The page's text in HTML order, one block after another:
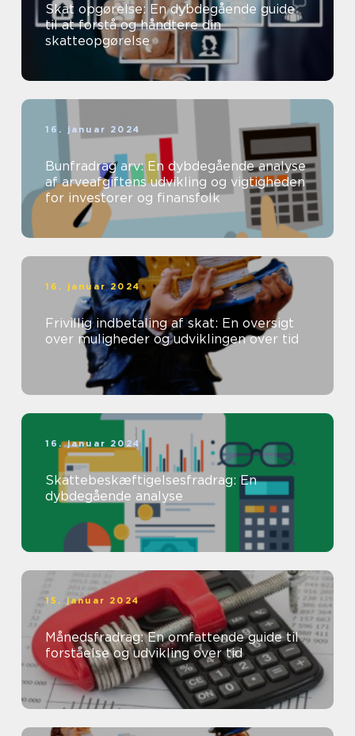
Skat opgørelse: En dybdegående guide
til at forstå og håndtere din
skatteopgørelse
16. januar 2024
Bunfradrag arv: En dybdegående analyse
af arveafgiftens udvikling og vigtigheden
for investorer og finansfolk
16. januar 2024
Frivillig indbetaling af skat: En oversigt
over muligheder og udviklingen over tid
16. januar 2024
Skattebeskæftigelsesfradrag: En
dybdegående analyse
15. januar 2024
Månedsfradrag: En omfattende guide til
forståelse og udvikling over tid